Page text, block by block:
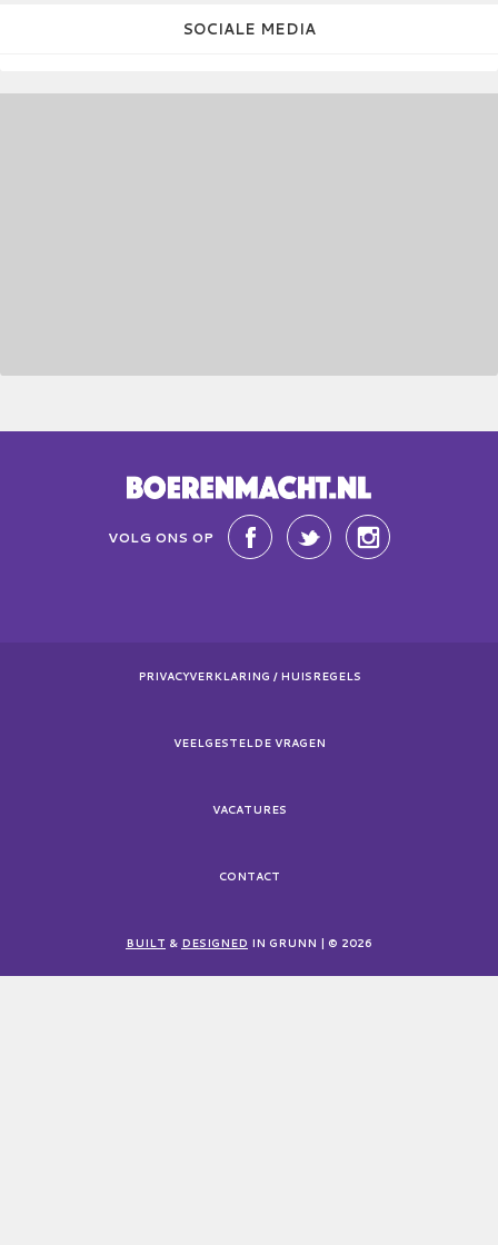
SOCIALE MEDIA
VOLG ONS OP
PRIVACYVERKLARING / HUISREGELS
VEELGESTELDE VRAGEN
VACATURES
CONTACT
BUILT & DESIGNED IN GRUNN | © 2026